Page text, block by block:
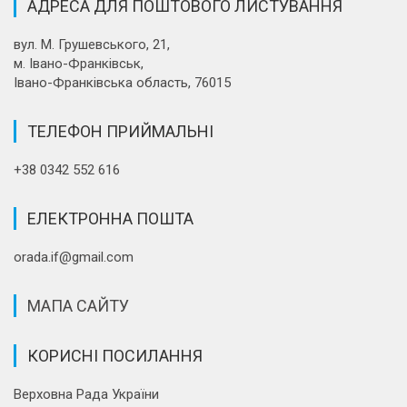
АДРЕСА ДЛЯ ПОШТОВОГО ЛИСТУВАННЯ
вул. М. Грушевського, 21,
м. Івано-Франківськ,
Івано-Франківська область, 76015
ТЕЛЕФОН ПРИЙМАЛЬНІ
+38 0342 552 616
ЕЛЕКТРОННА ПОШТА
orada.if@gmail.com
МАПА САЙТУ
КОРИСНІ ПОСИЛАННЯ
Верховна Рада України